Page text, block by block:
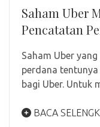
Saham Uber
Pencatatan
Saham Uber
perdana
bagi Uber. Untuk
BACA